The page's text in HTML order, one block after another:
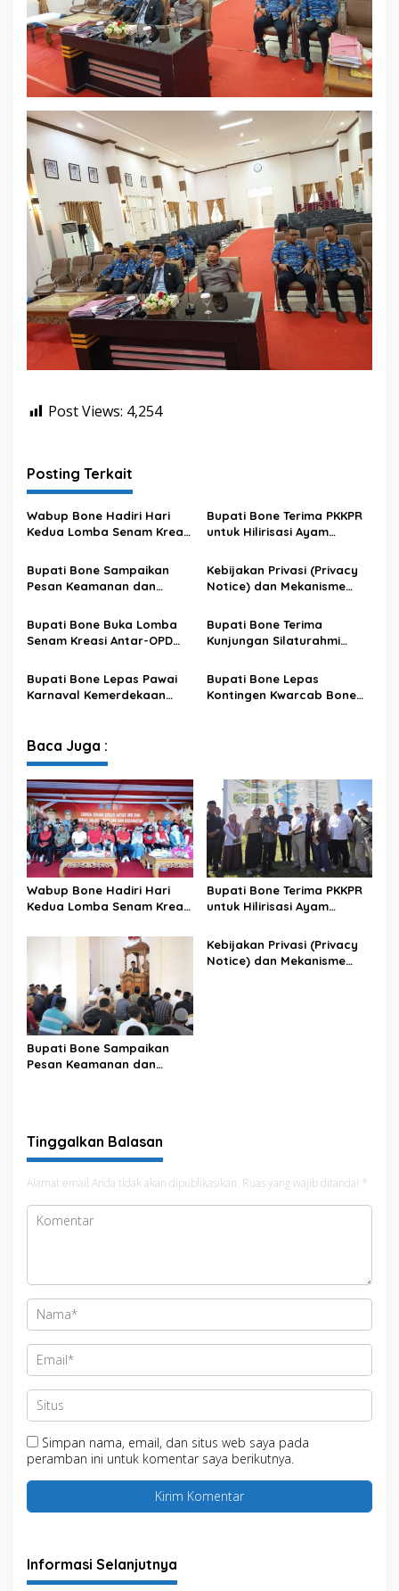
Post Views: 4,254
Posting Terkait
Wabup Bone Hadiri Hari
Kedua Lomba Senam Kreasi
Bupati Bone Terima PKKPR
untuk Hilirisasi Ayam
Bupati Bone Sampaikan
Pesan Keamanan dan
Kebijakan Privasi (Privacy
Notice) dan Mekanisme
Data pada Portal Bone
Satu Data
Bupati Bone Buka Lomba
Senam Kreasi Antar-OPD
Bupati Bone Terima
Kunjungan Silaturahmi
XIV/Hasanuddin
Bupati Bone Lepas Pawai
Karnaval Kemerdekaan
Bupati Bone Lepas
Kontingen Kwarcab Bone
Baca Juga :
Wabup Bone Hadiri Hari
Kedua Lomba Senam Kreasi
Bupati Bone Terima PKKPR
untuk Hilirisasi Ayam
Bupati Bone Sampaikan
Pesan Keamanan dan
Kebijakan Privasi (Privacy
Notice) dan Mekanisme
Tinggalkan Balasan
Alamat email Anda tidak akan dipublikasikan. Ruas yang wajib ditandai *
Simpan nama, email, dan situs web saya pada
peramban ini untuk komentar saya berikutnya.
Informasi Selanjutnya